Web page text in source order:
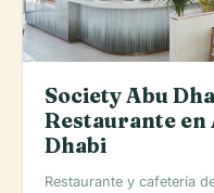
Society Abu
Restaurante en
Dhabi
Restaurante y cafetería